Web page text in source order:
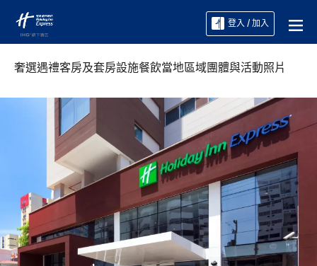
登入 / 加入
奢選遇禮客房及套房設施餐飲當地區域團體與活動照片